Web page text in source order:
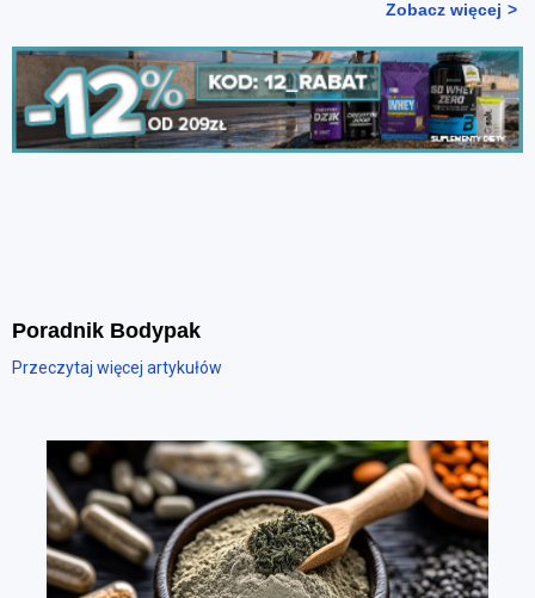
Zobacz więcej
Poradnik Bodypak
Przeczytaj więcej artykułów